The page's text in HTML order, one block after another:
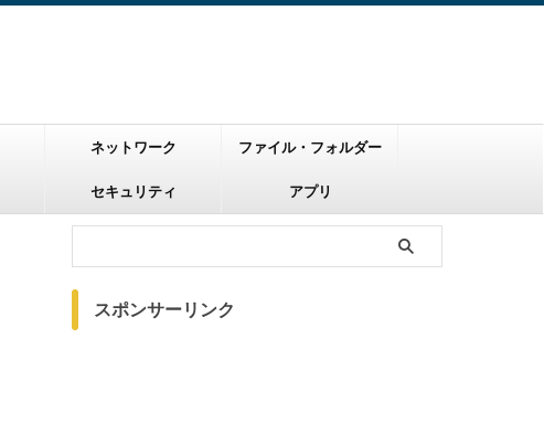
ネットワーク ファイル・フォルダー
セキュリティ アプリ
スポンサーリンク